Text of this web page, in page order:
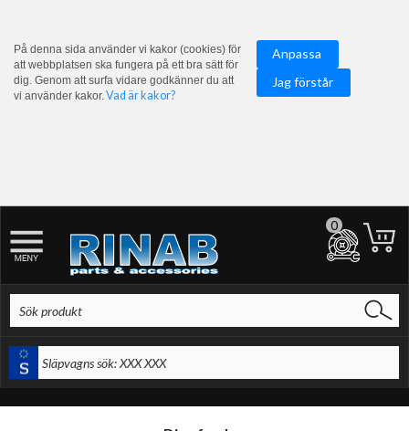
På denna sida använder vi kakor (cookies) för
att webbplatsen ska fungera på ett bra sätt för
dig. Genom att surfa vidare godkänner du att
vi använder kakor.Vad är kakor?
Anpassa
Jag förstår
0